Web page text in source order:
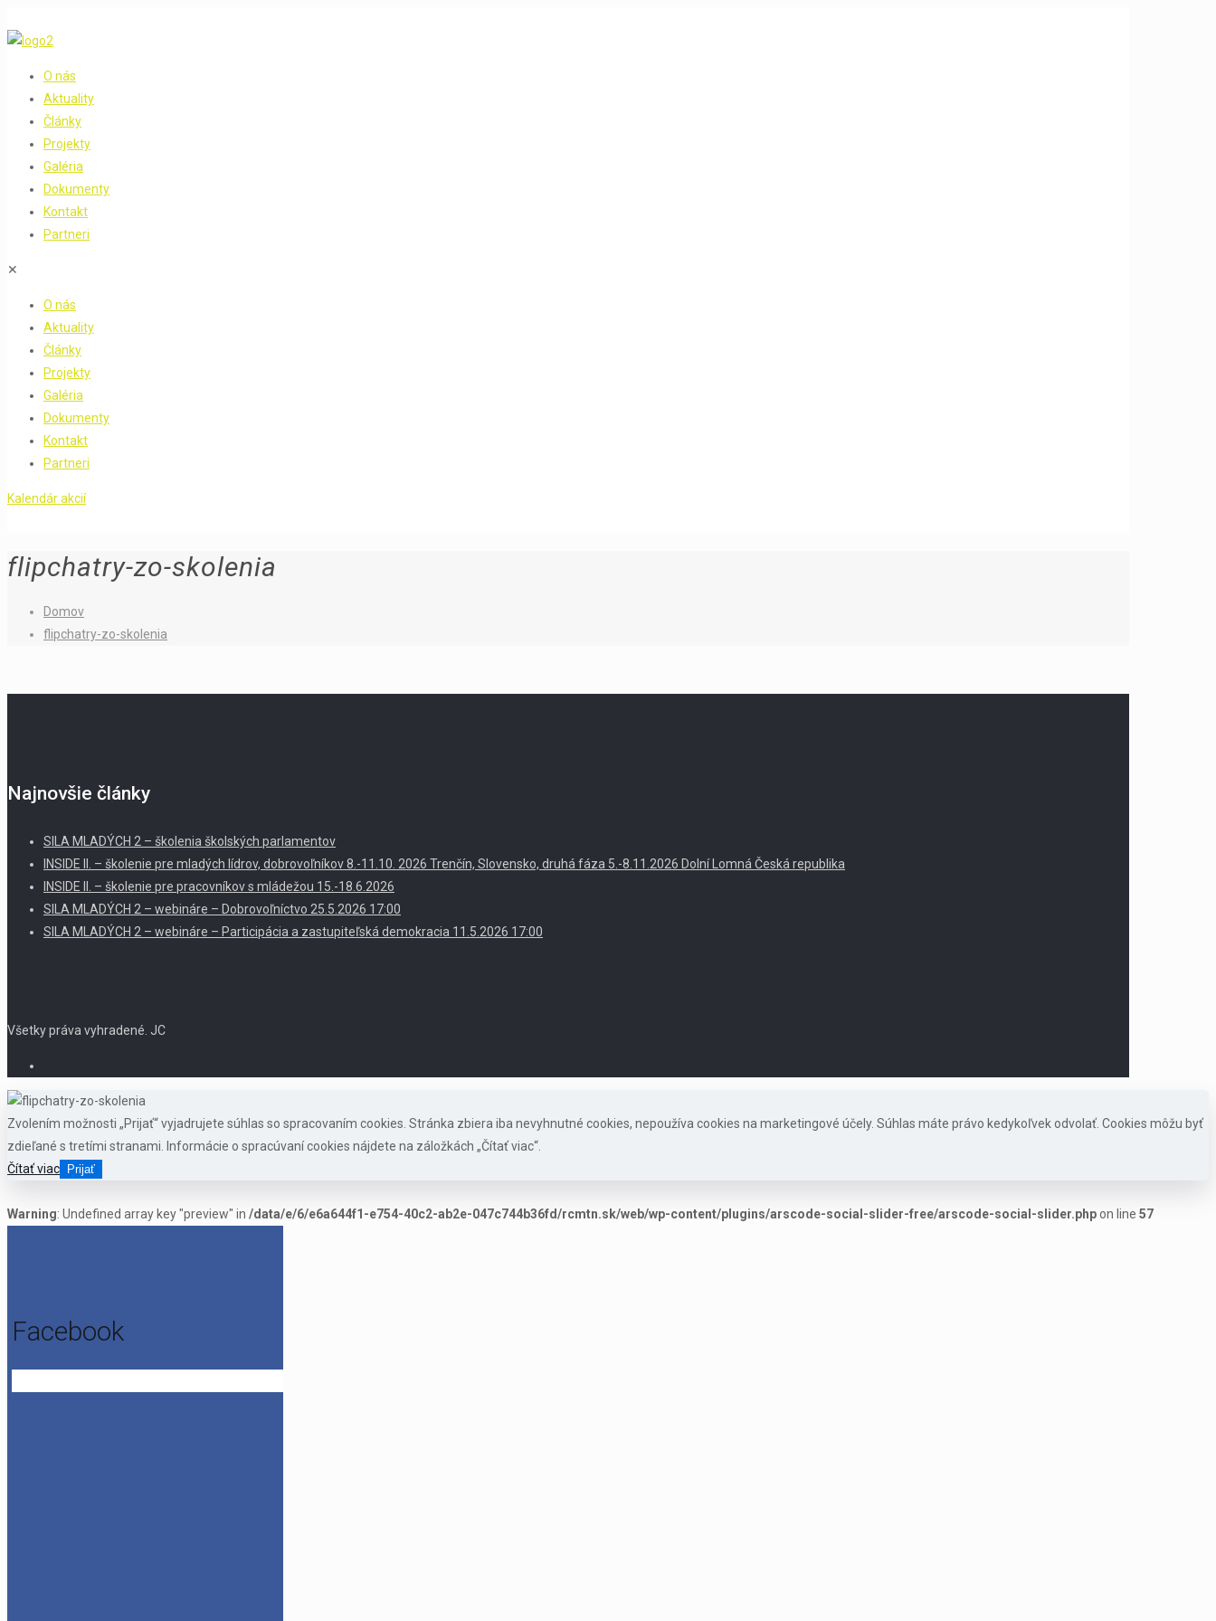
O nás
Aktuality
Články
Projekty
Galéria
Dokumenty
Kontakt
Partneri
✕
O nás
Aktuality
Články
Projekty
Galéria
Dokumenty
Kontakt
Partneri
Kalendár akcií
flipchatry-zo-skolenia
Domov
flipchatry-zo-skolenia
Najnovšie články
SILA MLADÝCH 2 – školenia školských parlamentov
INSIDE II. – školenie pre mladých lídrov, dobrovoľníkov 8.-11.10. 2026 Trenčín, Slovensko, druhá fáza 5.-8.11.2026 Dolní Lomná Česká republika
INSIDE II. – školenie pre pracovníkov s mládežou 15.-18.6.2026
SILA MLADÝCH 2 – webináre – Dobrovoľníctvo 25.5.2026 17:00
SILA MLADÝCH 2 – webináre – Participácia a zastupiteľská demokracia 11.5.2026 17:00
Všetky práva vyhradené. JC
Zvolením možnosti „Prijať“ vyjadrujete súhlas so spracovaním cookies. Stránka zbiera iba nevyhnutné cookies, nepoužíva cookies na marketingové účely. Súhlas máte právo kedykoľvek odvolať. Cookies môžu byť
zdieľané s tretími stranami. Informácie o spracúvaní cookies nájdete na záložkách „Čítať viac“.
Čítať viac
Prijať
Warning: Undefined array key "preview" in /data/e/6/e6a644f1-e754-40c2-ab2e-047c744b36fd/rcmtn.sk/web/wp-content/plugins/arscode-social-slider-free/arscode-social-slider.phpon line 57
Facebook